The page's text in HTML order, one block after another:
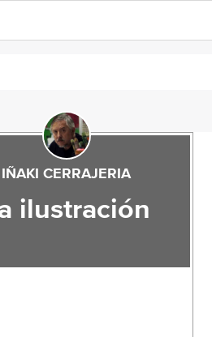
IÑAKI CERRAJERIA
ilustración